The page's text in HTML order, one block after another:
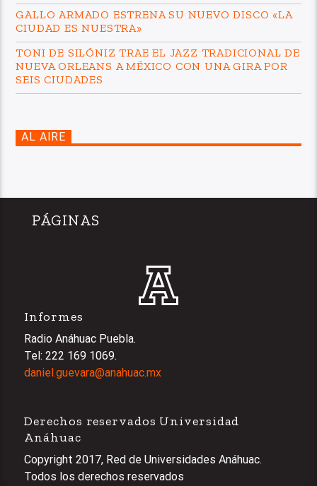
GALLO ARMADO ESTRENA SU NUEVO DISCO «LA
CIUDAD ES NUESTRA»
TONI DE SILÓNIZ TRAE EL JAZZ TRADICIONAL DE
NUEVA ORLEANS A MÉXICO CON UNA GIRA POR
SEIS CIUDADES
AL AIRE
PÁGINAS
Informes
Radio Anáhuac Puebla.
Tel: 222 169 1069.
daniel.guevara@anahuac.mx
Derechos reservados Universidad
Anáhuac
Copyright 2017, Red de Universidades Anáhuac.
Todos los derechos reservados